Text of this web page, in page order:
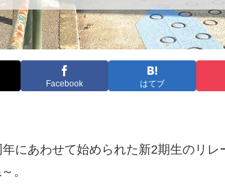
Facebook はてブ
にあわせて始められた新2期生のリ
。